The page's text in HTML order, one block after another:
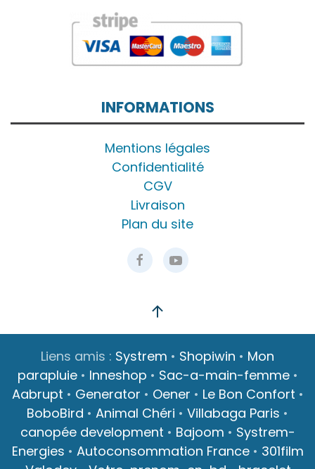
INFORMATIONS
Mentions légales
Confidentialité
CGV
Livraison
Plan du site
Liens amis : Systrem • Shopiwin • Mon
parapluie• Inneshop • Sac-a-main-femme•
Aabrupt • Generator • Oener • Le Bon Confort •
BoboBird • Animal Chéri • Villabaga Paris •
canopée development • Bajoom • Systrem-
Energies • Autoconsommation France• 301film